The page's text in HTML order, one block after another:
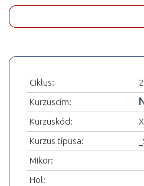
Ciklus:
Kurzuscím:
Kurzuskód:
Kurzus típusa:
Mikor:
Hol: